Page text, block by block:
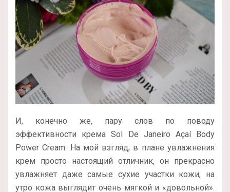
И, конечно же, пару слов по поводу
эффективности крема Sol De Janeiro Açaí Body
Power Cream. На мой взгляд, в плане увлажнения
крем просто настоящий отличник, он прекрасно
увлажняет даже самые сухие участки кожи, на
утро кожа выглядит очень мягкой и «довольной».